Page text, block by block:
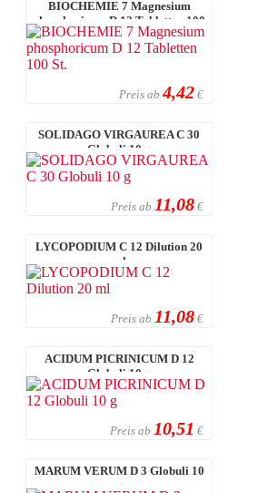
BIOCHEMIE 7 Magnesium
phosphoricum D 12 Tabletten 100
St.
Preis ab 4,42 €
SOLIDAGO VIRGAUREA C 30
Globuli 10 g
Preis ab 11,08 €
LYCOPODIUM C 12 Dilution 20
ml
Preis ab 11,08 €
ACIDUM PICRINICUM D 12
Globuli 10 g
Preis ab 10,51 €
MARUM VERUM D 3 Globuli 10
g